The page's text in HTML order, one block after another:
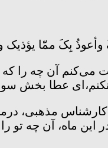
بِکَ ممّا یؤذیک
می‌کنم آن چه را
عطا بخش
کارشناس مذهبی،
این ماه، آن چه